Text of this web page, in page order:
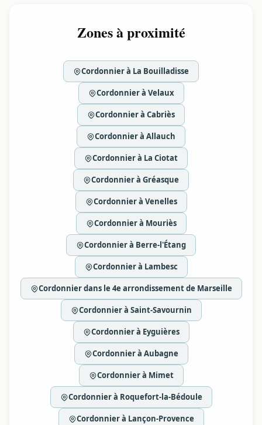
Zones à proximité
Cordonnier à La Bouilladisse
Cordonnier à Velaux
Cordonnier à Cabriès
Cordonnier à Allauch
Cordonnier à La Ciotat
Cordonnier à Gréasque
Cordonnier à Venelles
Cordonnier à Mouriès
Cordonnier à Berre-l'Étang
Cordonnier à Lambesc
Cordonnier dans le 4e arrondissement de Marseille
Cordonnier à Saint-Savournin
Cordonnier à Eyguières
Cordonnier à Aubagne
Cordonnier à Mimet
Cordonnier à Roquefort-la-Bédoule
Cordonnier à Lançon-Provence